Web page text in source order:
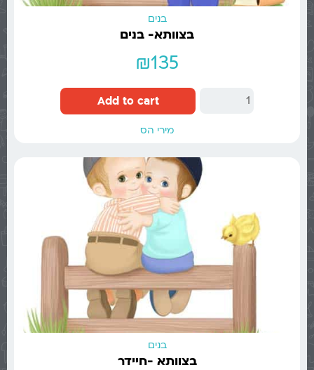
בנים
בצוותא- בנים
₪135
Add to cart
מירי הס
בנים
בצוותא -חיידר